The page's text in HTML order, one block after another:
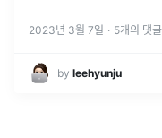
리터를 이용해서...
2023년 3월 7일 · 5개의 댓글
by leehyunju